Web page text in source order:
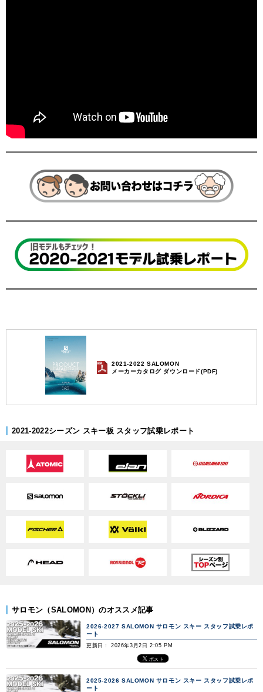
2021-2022 SALOMON
メーカーカタログ ダウンロード(PDF)
2021-2022シーズン スキー板 スタッフ試乗レポート
サロモン（SALOMON）のオススメ記事
2026-2027 SALOMON サロモン スキー スタッフ試乗レポ
ート
更新日： 2026年3月2日 2:05 PM
2025-2026 SALOMON サロモン スキー スタッフ試乗レポ
ート